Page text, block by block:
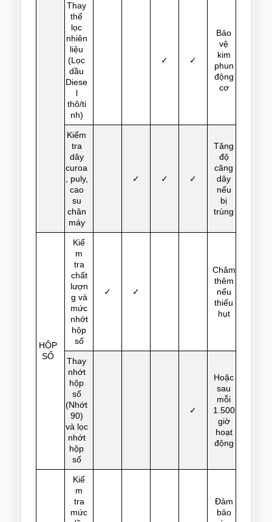
Thay
thế
lọc
nhiên
liệu
(Lọc
dầu
Diese
l
thô/ti
nh)
✓ ✓
Bảo
vệ
kim
phun
động
cơ
Kiểm
tra
dây
curoa
, puly,
cao
su
chân
máy
✓ ✓ ✓
Tăng
độ
căng
dây
nếu
bị
trùng
HỘP
SỐ
Kiể
m
tra
chất
lượn
g và
mức
nhớt
hộp
số
✓ ✓
Châm
thêm
nếu
thiếu
hụt
Thay
nhớt
hộp
số
(Nhớt
90)
và lọc
nhớt
hộp
số
✓
Hoặc
sau
mỗi
1.500
giờ
hoạt
động
Kiể
m
tra
mức
Đảm
bảo